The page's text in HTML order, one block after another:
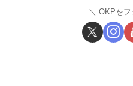
OKPをフ